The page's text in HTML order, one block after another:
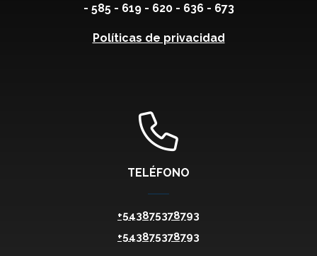
- 585 - 619 - 620 - 636 - 673
Políticas de privacidad
TELÉFONO
+543875378793
+543875378793